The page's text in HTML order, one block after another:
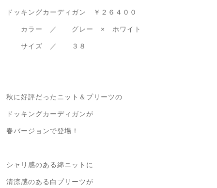
ドッキングカーディガン ￥２６４００
カラー ／ グレー × ホワイト
サイズ ／ ３８
秋に好評だったニット＆プリーツの
ドッキングカーディガンが
春バージョンで登場！
シャリ感のある綿ニットに
清涼感のある白プリーツが